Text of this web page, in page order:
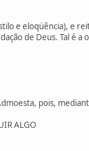
e eloqüência), e
de Deus. Tal é
pois,
ALGO